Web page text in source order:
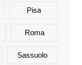
Pisa
Roma
Sassuolo